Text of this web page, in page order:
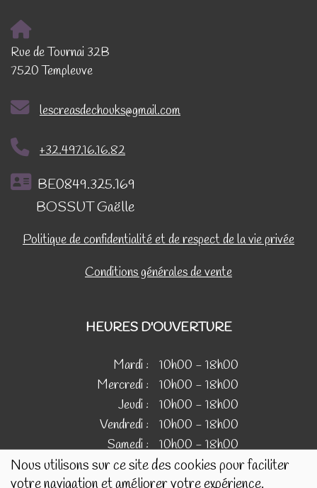
Nous utilisons sur ce site des cookies pour faciliter
votre navigation et améliorer votre expérience.
Rue de Tournai 32B
7520 Templeuve
lescreasdechouks@gmail.com
+32.497.16.16.82
BE0849.325.169
BOSSUT Gaëlle
Politique de confidentialité et de respect de la vie privée
Conditions générales de vente
HEURES D'OUVERTURE
Mardi :
10h00 - 18h00
Mercredi :
10h00 - 18h00
Jeudi :
10h00 - 18h00
Vendredi :
10h00 - 18h00
Samedi : 10h00 - 18h00